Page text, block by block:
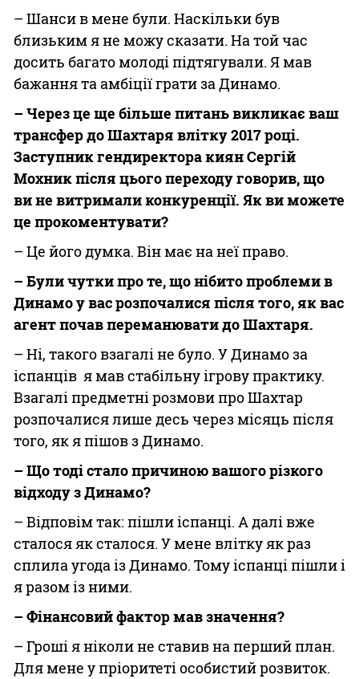
– Шанси в мене були. Наскільки був
близьким я не можу сказати. На той час
досить багато молоді підтягували. Я мав
бажання та амбіції грати за Динамо.
– Через це ще більше питань викликає ваш
трансфер до Шахтаря влітку 2017 році.
Заступник гендиректора киян Сергій
Мохник після цього переходу говорив, що
ви не витримали конкуренції. Як ви можете
це прокоментувати?
– Це його думка. Він має на неї право.
– Були чутки про те, що нібито проблеми в
Динамо у вас розпочалися після того, як вас
агент почав переманювати до Шахтаря.
– Ні, такого взагалі не було. У Динамо за
іспанців я мав стабільну ігрову практику.
Взагалі предметні розмови про Шахтар
розпочалися лише десь через місяць після
того, як я пішов з Динамо.
– Що тоді стало причиною вашого різкого
відходу з Динамо?
– Відповім так: пішли іспанці. А далі вже
сталося як сталося. У мене влітку як раз
сплила угода із Динамо. Тому іспанці пішли і
я разом із ними.
– Фінансовий фактор мав значення?
– Гроші я ніколи не ставив на перший план.
Для мене у пріоритеті особистий розвиток.